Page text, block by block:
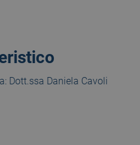
Dott.ssa Daniela Cavoli